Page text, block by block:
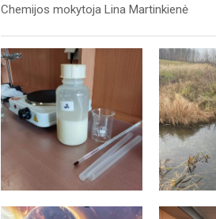
Chemijos mokytoja Lina Martinkienė